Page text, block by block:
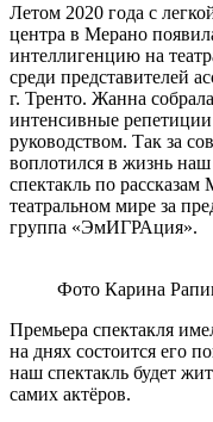
Летом 2020 года с
центра в Мерано
интеллигенцию на
среди представителей
г. Тренто. Жанна
интенсивные
руководством. Так за
воплотился в жизнь
спектакль по
театральном мире за
группа «ЭмИГРАция».
Фото Карина
Премьера спектакля
на днях состоится его
наш спектакль будет
самих актёров.